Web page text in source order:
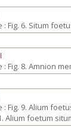
: Fig. 6. Situm
: Fig. 8. Amnion
: Fig. 9. Alium
Alium foetum